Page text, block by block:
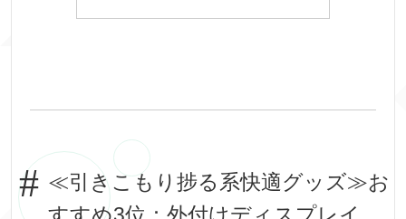
≪引きこもり捗る系快適グッズ≫お